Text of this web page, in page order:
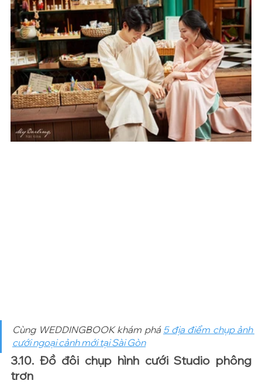
Cùng WEDDINGBOOK khám phá 5 địa điểm chụp ảnh
cưới ngoại cảnh mới tại Sài Gòn
3.10. Đồ đôi chụp hình cưới Studio phông
trơn